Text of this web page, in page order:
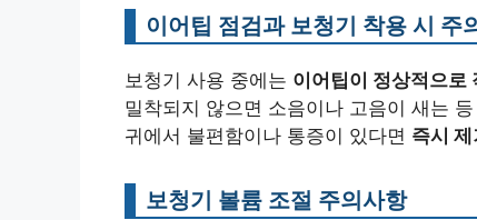
이어팁 점검과 보청기 착용 시 주
보청기 사용 중에는 이어팁이 정상적으로
밀착되지 않으면 소음이나 고음이 새는
귀에서 불편함이나 통증이 있다면 즉시
보청기 볼륨 조절 주의사항